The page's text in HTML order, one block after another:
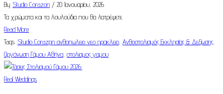
By Studio Corazon / 20 Ιανουαρίου, 2026
Τα χρώματα και τα λουλούδια που θα λατρέψετε
Read More
Tags: Studio Corazpn ανθοπωλειο νεο ηρακλειο, Ανθοστολισμός Εκκλησίας & Δεξίωσης,
Οργάνωση Γάμου Αθήνα, στολισμος γαμου
Real Weddings